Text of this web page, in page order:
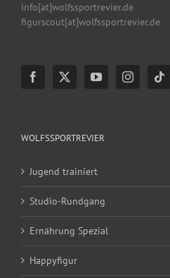
info[at]wolfssportrevier.de
figurscout[at]wolfssportrevier.de
WOLFSSPORTREVIER
Jugend trainiert
Studio-Rundgang
Ernährung Spezial
Happyfigur